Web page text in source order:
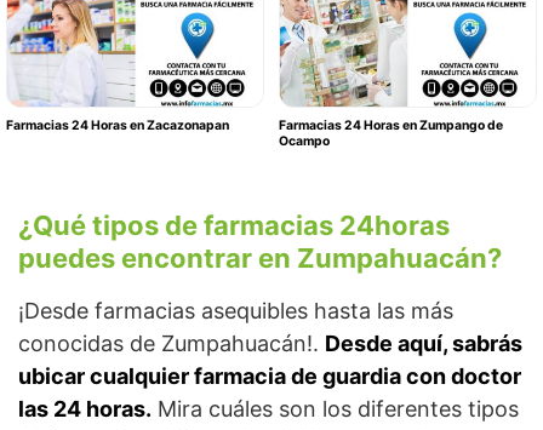
Farmacias 24 Horas en Zacazonapan
Farmacias 24 Horas en Zumpango de
Ocampo
¿Qué tipos de farmacias 24horas
puedes encontrar en Zumpahuacán?
¡Desde farmacias asequibles hasta las más
conocidas de Zumpahuacán!. Desde aquí, sabrás
ubicar cualquier farmacia de guardia con doctor
las 24 horas. Mira cuáles son los diferentes tipos